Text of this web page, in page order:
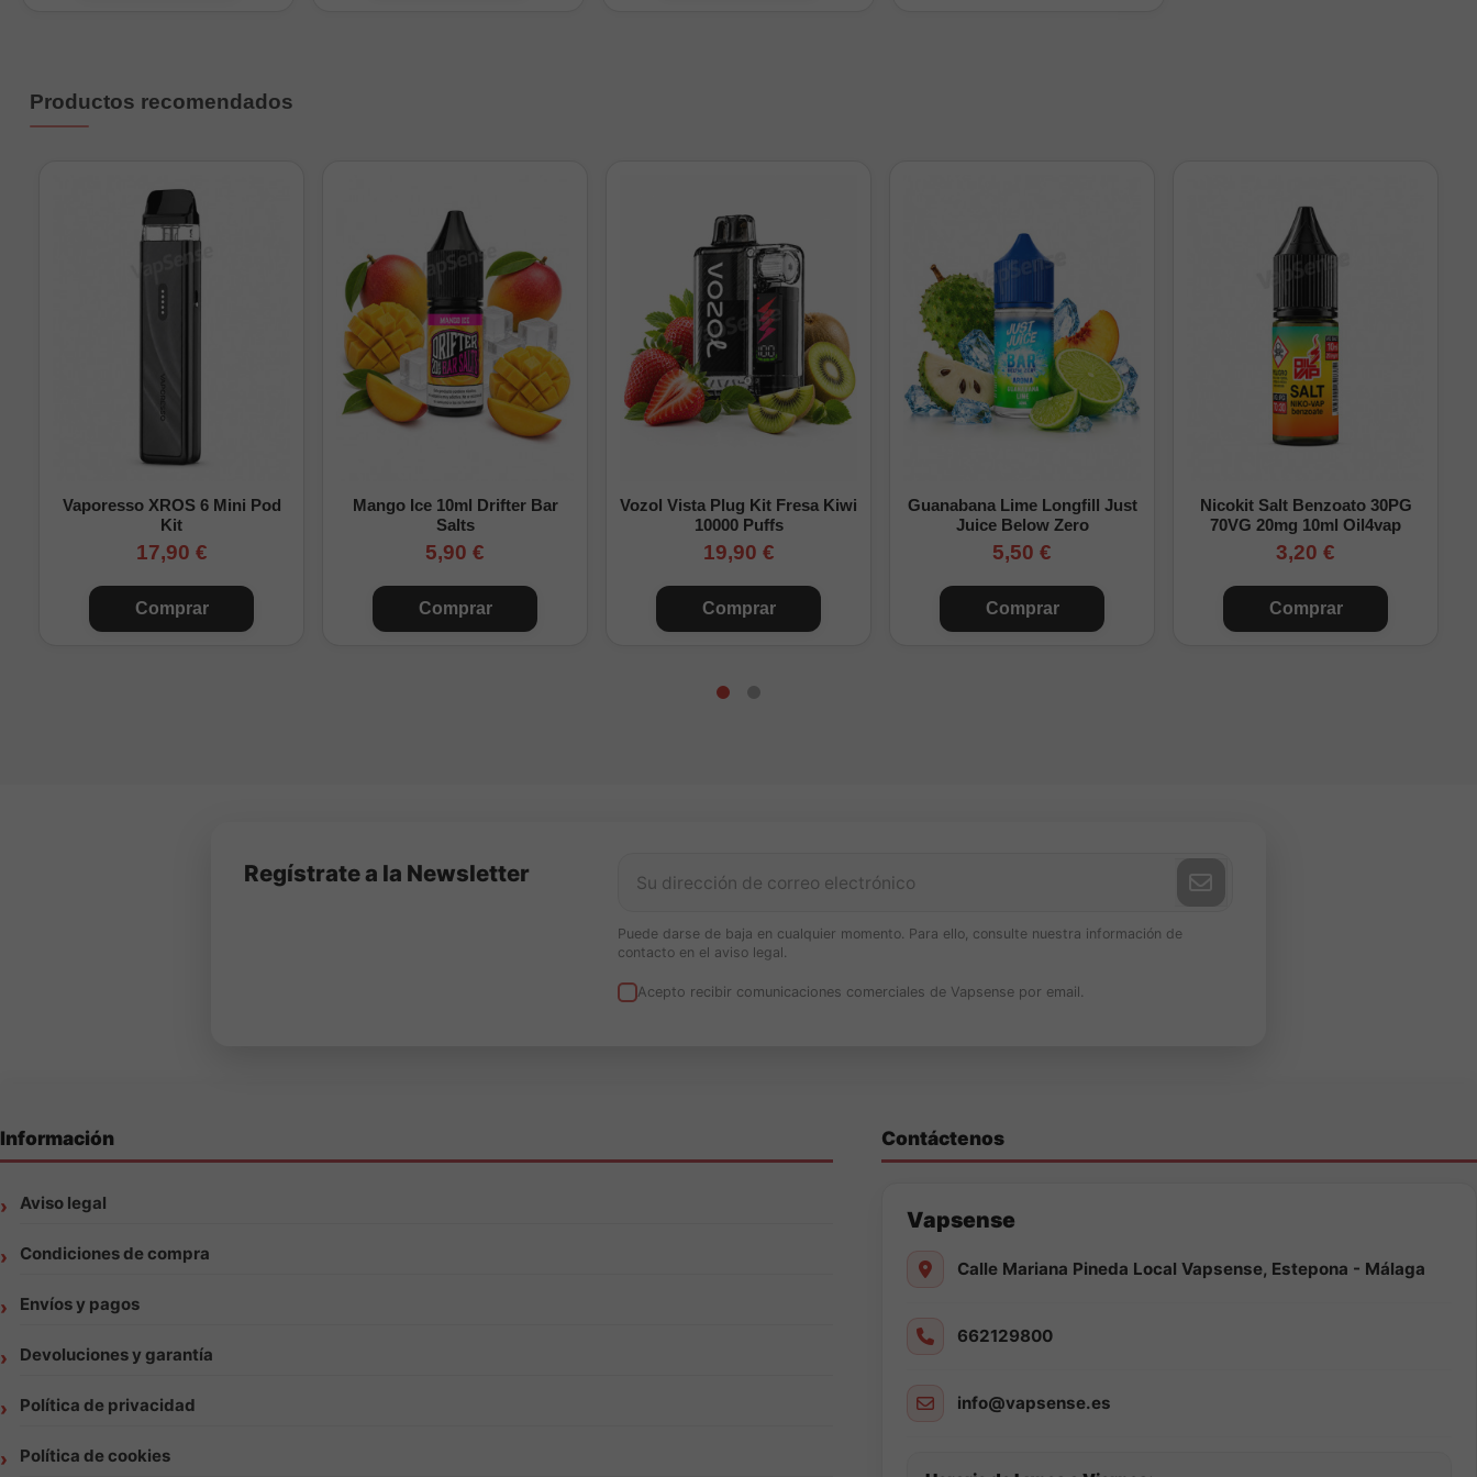
1 x Blaze Solo 2 RTA - THC x Mike Vapes
1 x Pyrex bubble de repuesto
1 x Bolsa de accesorios y repuestos
Preguntas frecuentes
¿Qué tipo de coil es compatible?
Optimizado para single coil, fácil de montar en deck postless "W".
¿Realmente no tiene fugas?El sistema de flujo de aire superior elimina por completo las fugas.
Máxima fiabilidad y sabor en el atomizador Blaze Solo 2 RTA - THC x Mike Vapes, tu opción avanzada y sin
fugas para cada día.
Productos recomendados
Vaporesso XROS 6 Mini Pod
Kit
17,90 €
Comprar
Mango Ice 10ml Drifter Bar
Salts
5,90 €
Comprar
Vozol Vista Plug Kit Fresa Kiwi
10000 Puffs
19,90 €
Comprar
Guanabana Lime Longfill Just
Juice Below Zero
5,50 €
Comprar
Nicokit Salt Benzoato 30PG
70VG 20mg 10ml Oil4vap
3,20 €
Comprar
Regístrate a la Newsletter
Puede darse de baja en cualquier momento. Para ello, consulte nuestra información de
contacto en el aviso legal.
Acepto recibir comunicaciones comerciales de Vapsense por email.
Información
Aviso legal
Condiciones de compra
Envíos y pagos
Devoluciones y garantía
Política de privacidad
Política de cookies
Contáctenos
Vapsense
Calle Mariana Pineda Local Vapsense, Estepona - Málaga
662129800
info@vapsense.es